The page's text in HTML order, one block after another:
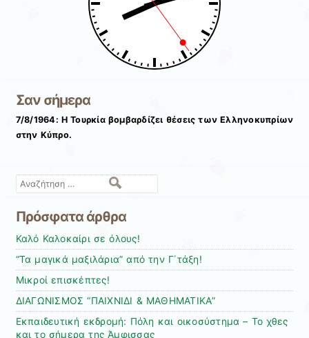
Σαν σήμερα
7/8/1964: Η Τουρκία βομβαρδίζει θέσεις των Ελληνοκυπρίων
στην Κύπρο.
Αναζήτηση
Πρόσφατα άρθρα
Καλό Καλοκαίρι σε όλους!
“Τα μαγικά μαξιλάρια” από την Γ΄τάξη!
Μικροί επισκέπτες!
ΔΙΑΓΩΝΙΣΜΟΣ “ΠΑΙΧΝΙΔΙ & ΜΑΘΗΜΑΤΙΚΑ”
Εκπαιδευτική εκδρομή: Πόλη και οικοσύστημα – Το χθες
και το σήμερα της Άμφισσας